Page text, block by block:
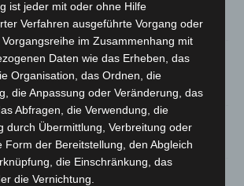
bei Bagger-Unfall auf Baustelle
Umbau in Langenhagen
von „Archetyp Market“ erhoben
stoppt 166 Trunkenheitsfahrten bei
ist jeder mit oder ohne Hilfe
Verfahren ausgeführte Vorgang oder
im Zusammenhang mit
Daten wie das Erheben, das
Organisation, das Ordnen, die
die Anpassung oder Veränderung, das
Abfragen, die Verwendung, die
durch Übermittlung, Verbreitung oder
Form der Bereitstellung, den Abgleich
die Einschränkung, das
die Vernichtung.